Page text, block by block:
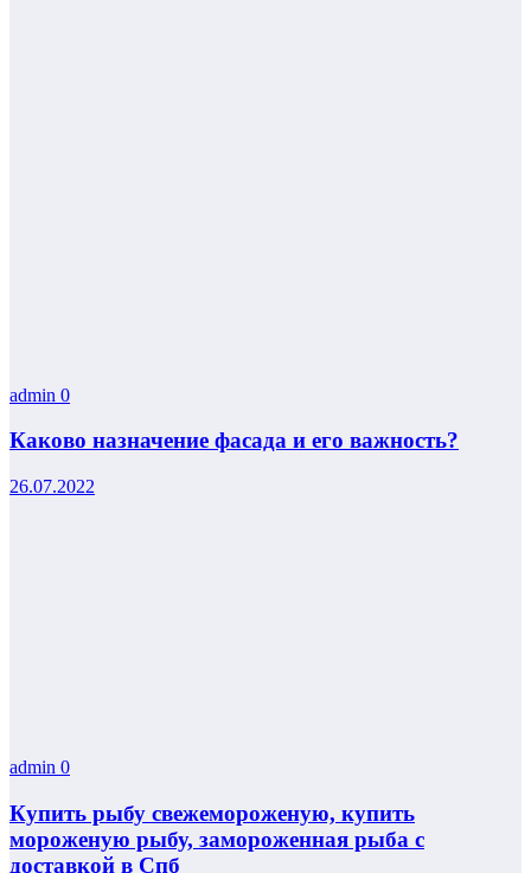
admin 0
Каково назначение фасада и его важность?
26.07.2022
admin 0
Купить рыбу свежемороженую, купить
мороженую рыбу, замороженная рыба с
доставкой в Спб